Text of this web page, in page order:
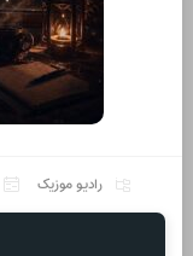
رادیو موزیک